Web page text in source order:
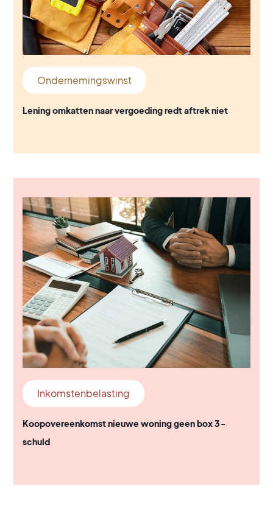
Ondernemingswinst
Lening omkatten naar vergoeding redt aftrek niet
Inkomstenbelasting
Koopovereenkomst nieuwe woning geen box 3-
schuld